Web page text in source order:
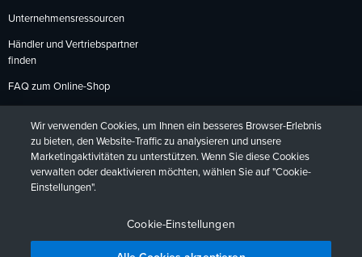
Unternehmensressourcen
Händler und Vertriebspartner
finden
FAQ zum Online-Shop
Rückgabebedingungen
DeutschFrançaisEspañol日本語
Wir verwenden Cookies, um Ihnen ein besseres Browser-Erlebnis
zu bieten, den Website-Traffic zu analysieren und unsere
Marketingaktivitäten zu unterstützen. Wenn Sie diese Cookies
verwalten oder deaktivieren möchten, wählen Sie auf "Cookie-
Einstellungen".
Cookie-Einstellungen